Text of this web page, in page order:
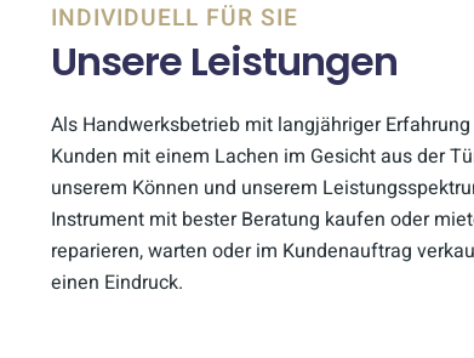
INDIVIDUELL FÜR SIE
Unsere Leistungen
Als Handwerksbetrieb mit langjähriger
Kunden mit einem Lachen im Gesicht aus der
unserem Können und unserem
Instrument mit bester Beratung kaufen oder
reparieren, warten oder im Kundenauftrag
einen Eindruck.